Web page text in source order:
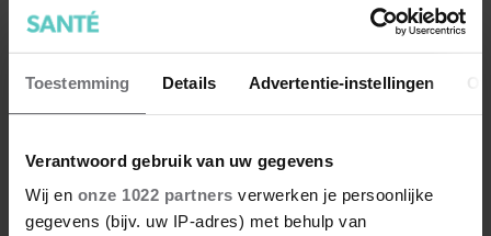
Toestemming Details Advertentie-instellingen
Verantwoord gebruik van uw gegevens
Wij en onze 1022 partners verwerken je persoonlijke
gegevens (bijv. uw IP-adres) met behulp van
7 kleine dingen die je leven
beter maken (en weinig tijd